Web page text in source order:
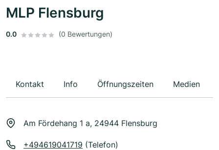
MLP Flensburg
0.0 (0 Bewertungen)
Kontakt Info Öffnungszeiten Medien
Am Fördehang 1 a, 24944 Flensburg
+494619041719 (Telefon)